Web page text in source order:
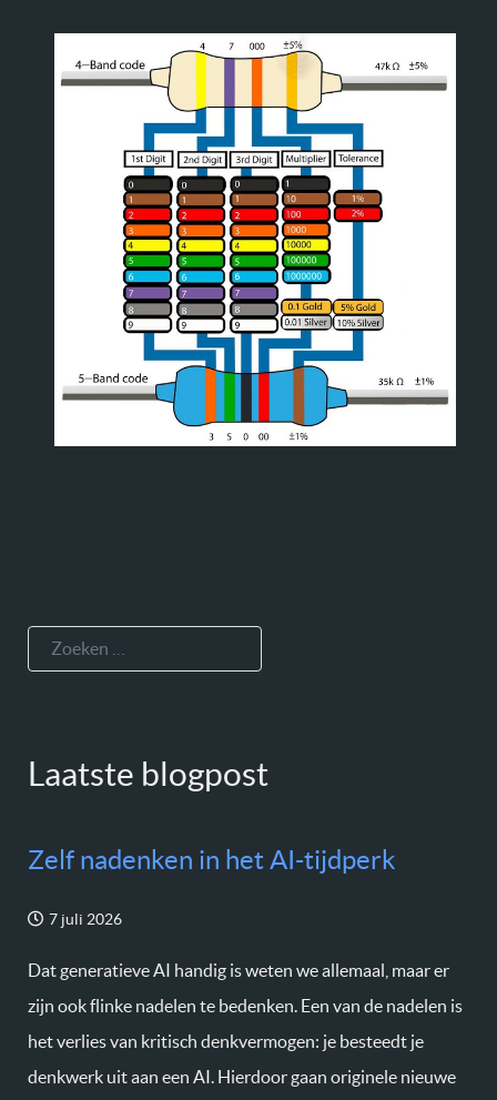
Zoeken
Laatste blogpost
Zelf nadenken in het AI-tijdperk
7 juli 2026
Dat generatieve AI handig is weten we allemaal, maar er
zijn ook flinke nadelen te bedenken. Een van de nadelen is
het verlies van kritisch denkvermogen: je besteedt je
denkwerk uit aan een AI. Hierdoor gaan originele nieuwe